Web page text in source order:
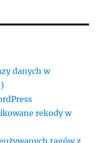
danych w
rekody w
tagów z